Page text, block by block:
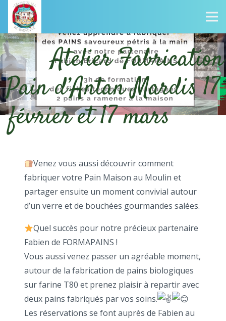
Atelier Fabrication
Pain d’Antan Mardis 17
février et 17 mars
Venez vous aussi découvrir comment
fabriquer votre Pain Maison au Moulin et
partager ensuite un moment convivial autour
d’un verre et de bouchées gourmandes salées.
Quel succès pour notre précieux partenaire
Fabien de FORMAPAINS !
Vous aussi venez passer un agréable moment,
autour de la fabrication de pains biologiques
sur farine T80 et prenez plaisir à repartir avec
deux pains fabriqués par vos soins.
Les réservations se font auprès de Fabien au